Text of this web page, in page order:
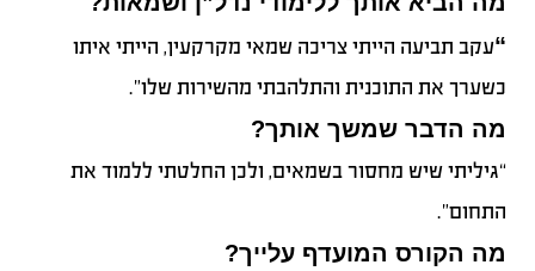
“עקב תביעה הייתי צריכה שמאי מקרקעין, הייתי איתו
כשערך את התוכנית והתלהבתי מהשירות שלו”.
מה הדבר שמשך אותך?
“גיליתי שיש מחסור בשמאים, ולכן החלטתי ללמוד את
התחום”.
מה הקורס המועדף עלייך?